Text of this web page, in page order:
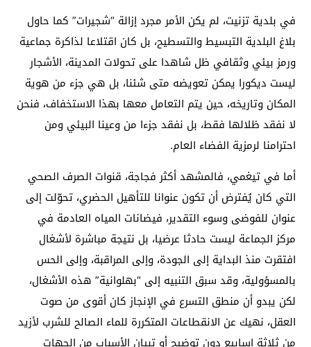
في بلدية تزنيت، لم يكن الأمر مجرد إزالة “شجيرات” كما حاول
بلاغ البلدية التبسيط والتسطيح، بل كان اقتلاعا لذاكرة جماعية
ورمز بيئي وثقافي ظل شاهدا على تحولات المدينة، الأشجار
ليست ديكورا يمكن تعويضه متى شئنا، بل هي جزء من هوية
المكان وتاريخه، حين يتم التعامل معها بهذا الاستخفاف، فنحن
لا نفقد ظلالها فقط، بل نفقد جزءا من وعينا البيئي ومن
احترامنا لرمزية الفضاء العام.
أما في تيغمي، فالمشهد أكثر فجاجة، قنوات الصرف الصحي
التي كان يُفترض أن تكون عنوانا للتأهيل الحضري، تحوّلت إلى
عنوان للفوضى وسوء التقدير، فيضانات المياه العادمة في
مركز الجماعة ليست حادثا عرضيا، بل نتيجة مباشرة لأشغال
افتقرت منذ البداية إلى الجودة، وإلى المراقبة، وإلى الحس
بالمسؤولية، وقد سبق التنبيه إلى “بهلوانية” هذه الأشغال،
لكن يبدو أن منطق التسرع في الإنجاز كان أقوى من صوت
العقل، نهيك عن الانقطاعات المتكررة للماء الصالح للشرب لأزيد
من ثلاثة اسابيع دون توضيح أو تبيان الأسباب من الجهات